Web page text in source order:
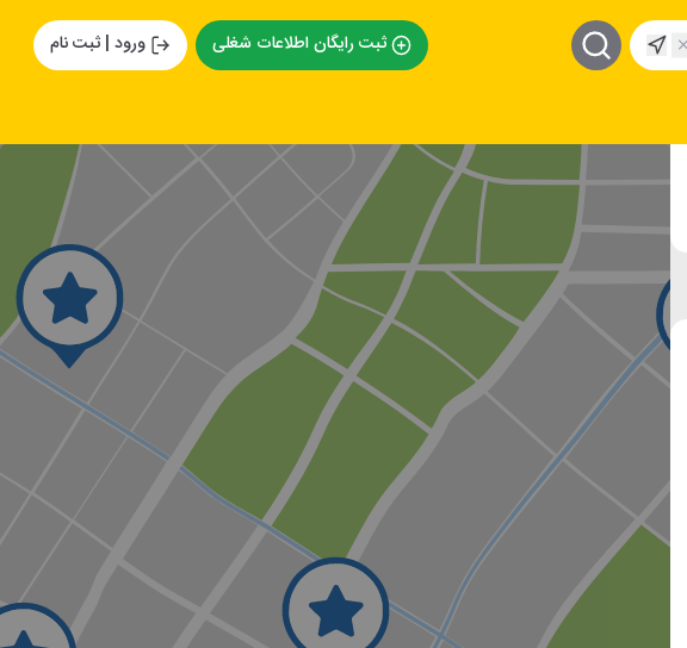
ثبت رایگان اطلاعات شغلی ورود | ثبت نام